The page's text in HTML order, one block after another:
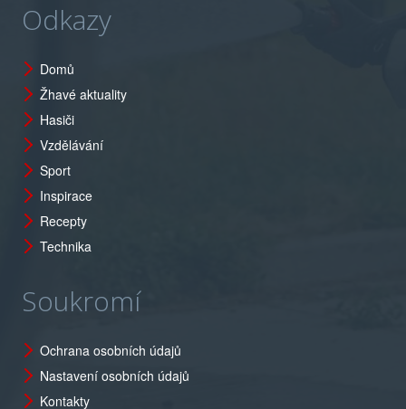
Odkazy
Domů
Žhavé aktuality
Hasiči
Vzdělávání
Sport
Inspirace
Recepty
Technika
Soukromí
Ochrana osobních údajů
Nastavení osobních údajů
Kontakty